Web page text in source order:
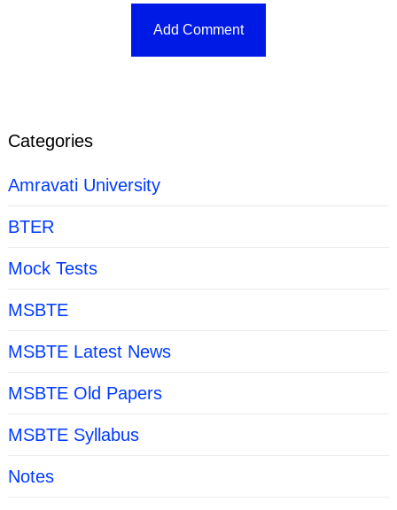
Categories
Amravati University
BTER
Mock Tests
MSBTE
MSBTE Latest News
MSBTE Old Papers
MSBTE Syllabus
Notes